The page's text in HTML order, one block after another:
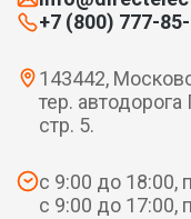
+7 (800) 777-
143442,
тер.
стр. 5.
с 9:00 до 18:00,
с 9:00 до 17:00,